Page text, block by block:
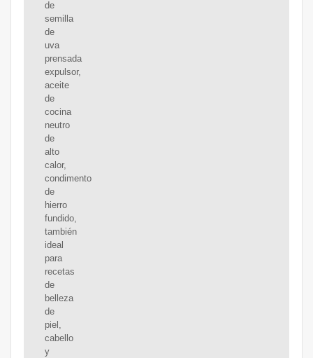
de
semilla
de
uva
prensada
expulsor,
aceite
de
cocina
neutro
de
alto
calor,
condimento
de
hierro
fundido,
también
ideal
para
recetas
de
belleza
de
piel,
cabello
y